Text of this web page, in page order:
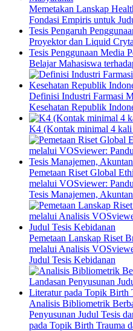
Memetakan Lanskap
Fondasi Empiris untuk
Tesis Pengaruh
Proyektor dan Liquid
Tesis Penggunaan Media
Belajar Mahasiswa
Definisi Industri Farmasi
Kesehatan Republik
K4 (Kontak minimal 4 kali
Pemetaan Riset Global
melalui VOSviewer:
Tesis Manajemen,
Pemetaan Lanskap Riset
melalui Analisis
Judul Tesis Kebidanan
Analisis Bibliometrik
Penyusunan Judul Tesis
pada Topik Birth Trauma